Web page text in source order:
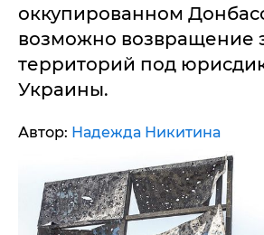
оккупированном
возможно возвращение
территорий под
Украины.
Автор: Надежда Никитина